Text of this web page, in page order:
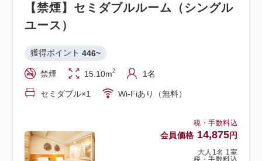
税・手数料込
会員価格 14,875円
大人 1名 1室
税・手数料込
【禁煙】セミダブルルーム（シングル
ユース）
獲得ポイント 446~
禁煙 15.10m2 1名
セミダブル×1 Wi-Fiあり（無料）